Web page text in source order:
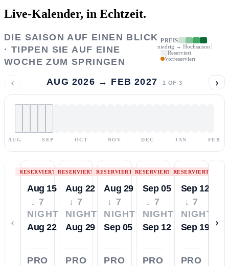
Live-Kalender, in Echtzeit.
DIE SAISON AUF EINEN BLICK
· TIPPEN SIE AUF EINE
WOCHE ZUM SPRINGEN
PREIS
niedrig → Hochsaison
Reserviert
Vorreserviert
‹ AUG 2026 → FEB 2027 1 OF 3 ›
AUG SEP OCT NOV DEC JAN FEB
‹
RESERVIERT
Aug 15
↓ 7
NIGHTS
Aug 22
PRO
RESERVIERT
Aug 22
↓ 7
NIGHTS
Aug 29
PRO
RESERVIERT
Aug 29
↓ 7
NIGHTS
Sep 05
PRO
RESERVIERT
Sep 05
↓ 7
NIGHTS
Sep 12
PRO
RESERVIERT
Sep 12
↓ 7
NIGHTS
Sep 19
PRO
›